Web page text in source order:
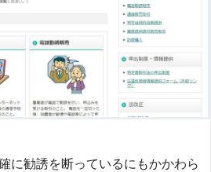
に勧誘を断っているにもかかわら